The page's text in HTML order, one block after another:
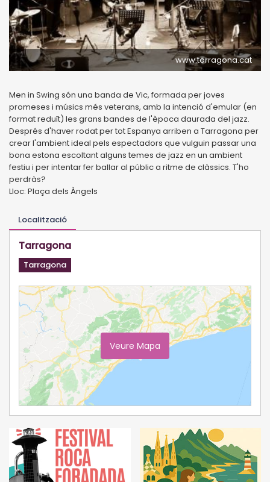
www.tarragona.cat
Men in Swing són una banda de Vic, formada per joves
promeses i músics més veterans, amb la intenció d'emular (en
format reduït) les grans bandes de l'època daurada del jazz.
Després d'haver rodat per tot Espanya arriben a Tarragona per
crear l'ambient ideal pels espectadors que vulguin passar una
bona estona escoltant alguns temes de jazz en un ambient
festiu i per intentar fer ballar al públic a ritme de clàssics. T'ho
perdràs?
Lloc: Plaça dels Àngels
Localització
Tarragona
Tarragona
Veure Mapa